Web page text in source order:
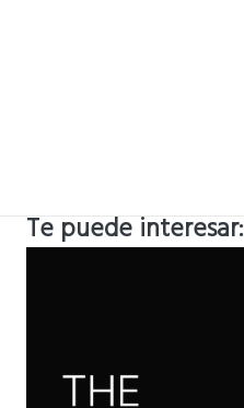
Te puede interesar: